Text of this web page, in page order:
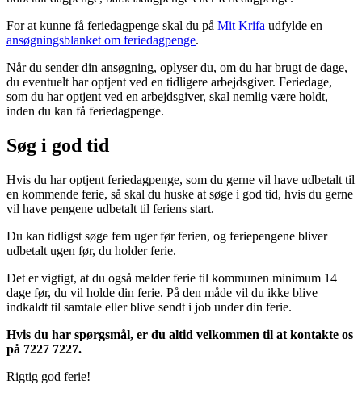
For at kunne få feriedagpenge skal du på Mit Krifa udfylde en
ansøgningsblanket om feriedagpenge.
Når du sender din ansøgning, oplyser du, om du har brugt de dage,
du eventuelt har optjent ved en tidligere arbejdsgiver. Feriedage,
som du har optjent ved en arbejdsgiver, skal nemlig være holdt,
inden du kan få feriedagpenge.
Søg i god tid
Hvis du har optjent feriedagpenge, som du gerne vil have udbetalt til
en kommende ferie, så skal du huske at søge i god tid, hvis du gerne
vil have pengene udbetalt til feriens start.
Du kan tidligst søge fem uger før ferien, og feriepengene bliver
udbetalt ugen før, du holder ferie.
Det er vigtigt, at du også melder ferie til kommunen minimum 14
dage før, du vil holde din ferie. På den måde vil du ikke blive
indkaldt til samtale eller blive sendt i job under din ferie.
Hvis du har spørgsmål, er du altid velkommen til at kontakte os
på 7227 7227.
Rigtig god ferie!